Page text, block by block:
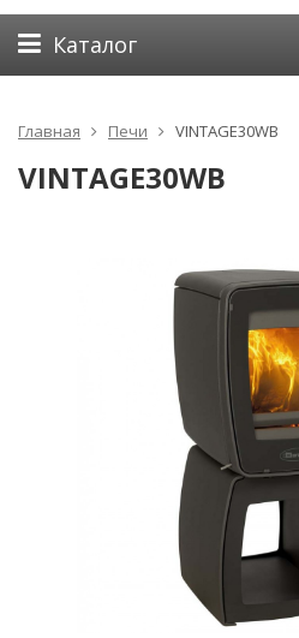
Каталог
Главная Печи VINTAGE30WB
VINTAGE30WB